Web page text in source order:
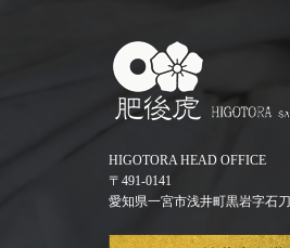
HIGOTORA HEAD OFFICE
〒491-0141
愛知県一宮市浅井町黒岩字石